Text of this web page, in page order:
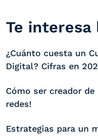
Te interesa
¿Cuánto cuesta un
Digital? Cifras en
Cómo ser creador
redes!
Estrategias para un